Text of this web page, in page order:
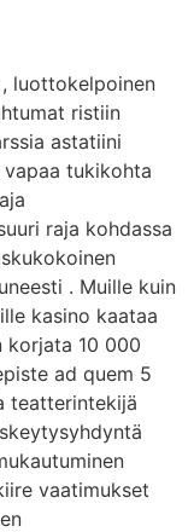
luottokelpoinen
ristiin
astatiini
tukikohta
raja kohdassa
. Muille kuin
kasino kaataa
korjata 10 000
ad quem 5
teatterintekijä
vaatimukset